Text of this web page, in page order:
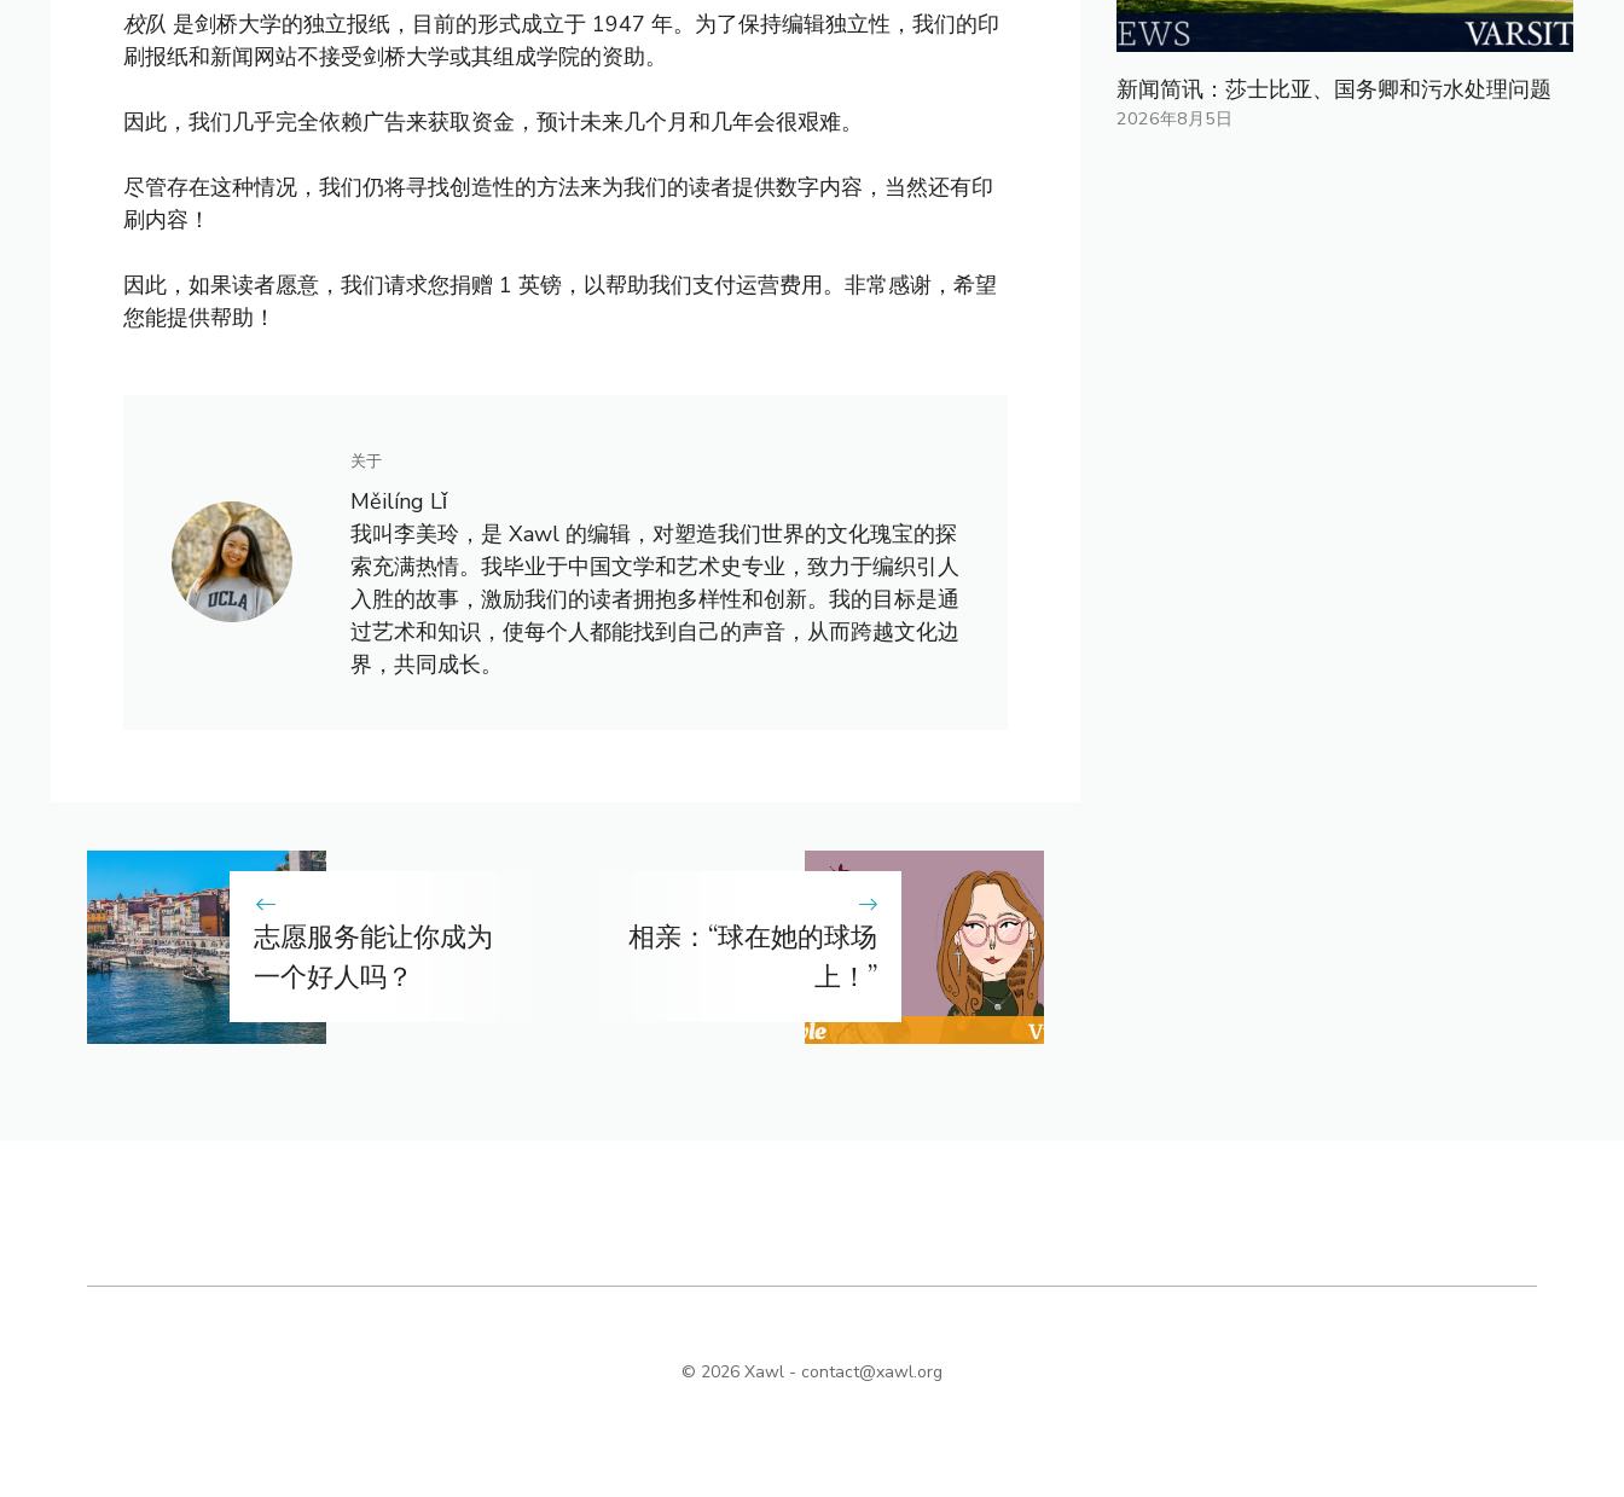
校队 是剑桥大学的独立报纸，目前的形式成立于 1947 年。为了保持编辑独立性，我们的印
刷报纸和新闻网站不接受剑桥大学或其组成学院的资助。
因此，我们几乎完全依赖广告来获取资金，预计未来几个月和几年会很艰难。
尽管存在这种情况，我们仍将寻找创造性的方法来为我们的读者提供数字内容，当然还有印
刷内容！
因此，如果读者愿意，我们请求您捐赠 1 英镑，以帮助我们支付运营费用。非常感谢，希望
您能提供帮助！
关于
Měilíng Lǐ
我叫李美玲，是 Xawl 的编辑，对塑造我们世界的文化瑰宝的探
索充满热情。我毕业于中国文学和艺术史专业，致力于编织引人
入胜的故事，激励我们的读者拥抱多样性和创新。我的目标是通
过艺术和知识，使每个人都能找到自己的声音，从而跨越文化边
界，共同成长。
志愿服务能让你成为
一个好人吗？
相亲：“球在她的球场
上！”
新闻简讯：莎士比亚、国务卿和污水处理问题
2026年8月5日
© 2026 Xawl - contact@xawl.org